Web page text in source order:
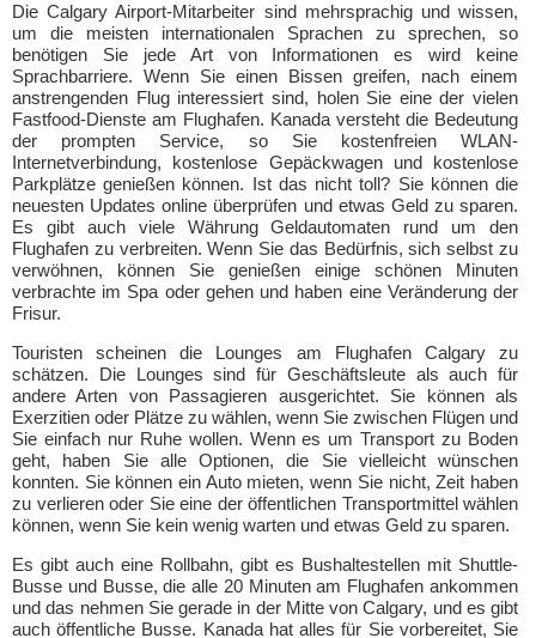
Die Calgary Airport-Mitarbeiter sind mehrsprachig und wissen,
um die meisten internationalen Sprachen zu sprechen, so
benötigen Sie jede Art von Informationen es wird keine
Sprachbarriere. Wenn Sie einen Bissen greifen, nach einem
anstrengenden Flug interessiert sind, holen Sie eine der vielen
Fastfood-Dienste am Flughafen. Kanada versteht die Bedeutung
der prompten Service, so Sie kostenfreien WLAN-
Internetverbindung, kostenlose Gepäckwagen und kostenlose
Parkplätze genießen können. Ist das nicht toll? Sie können die
neuesten Updates online überprüfen und etwas Geld zu sparen.
Es gibt auch viele Währung Geldautomaten rund um den
Flughafen zu verbreiten. Wenn Sie das Bedürfnis, sich selbst zu
verwöhnen, können Sie genießen einige schönen Minuten
verbrachte im Spa oder gehen und haben eine Veränderung der
Frisur.
Touristen scheinen die Lounges am Flughafen Calgary zu
schätzen. Die Lounges sind für Geschäftsleute als auch für
andere Arten von Passagieren ausgerichtet. Sie können als
Exerzitien oder Plätze zu wählen, wenn Sie zwischen Flügen und
Sie einfach nur Ruhe wollen. Wenn es um Transport zu Boden
geht, haben Sie alle Optionen, die Sie vielleicht wünschen
konnten. Sie können ein Auto mieten, wenn Sie nicht, Zeit haben
zu verlieren oder Sie eine der öffentlichen Transportmittel wählen
können, wenn Sie kein wenig warten und etwas Geld zu sparen.
Es gibt auch eine Rollbahn, gibt es Bushaltestellen mit Shuttle-
Busse und Busse, die alle 20 Minuten am Flughafen ankommen
und das nehmen Sie gerade in der Mitte von Calgary, und es gibt
auch öffentliche Busse. Kanada hat alles für Sie vorbereitet, Sie